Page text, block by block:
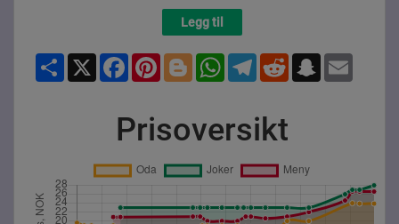
Legg til
Share X FacebookPinterestBloggerWhatsAppTelegramReddit Snapchat
Prisoversikt